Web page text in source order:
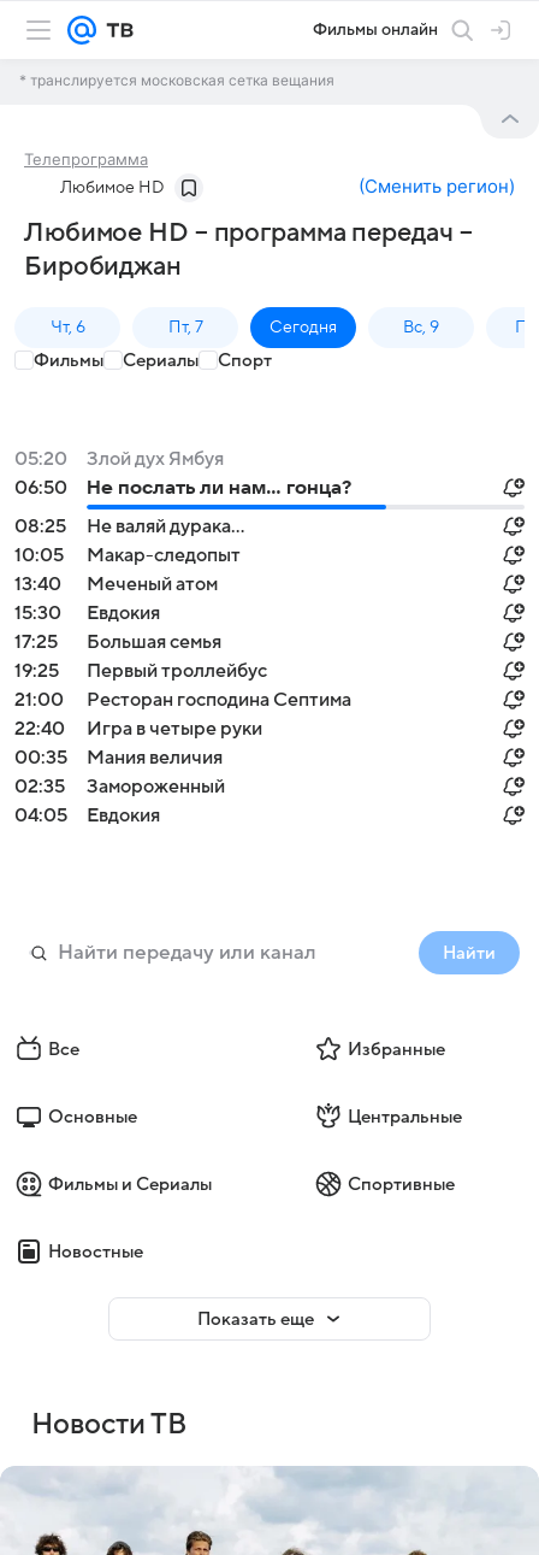
Фильмы онлайн
* транслируется московская сетка вещания
Телепрограмма
Любимое HD (Сменить регион)
Любимое HD – программа передач –
Биробиджан
Чт, 6 Пт, 7 Сегодня Вс, 9
Фильмы Сериалы Спорт
05:20
Злой дух Ямбуя
06:50
Не послать ли нам... гонца?
08:25
Не валяй дурака...
10:05
Макар-следопыт
13:40
Меченый атом
15:30
Евдокия
17:25
Большая семья
19:25
Первый троллейбус
21:00
Ресторан господина Септима
22:40
Игра в четыре руки
00:35
Мания величия
02:35
Замороженный
04:05
Евдокия
Найти
Все Избранные
Основные Центральные
Фильмы и Сериалы Спортивные
Новостные
Показать еще
Новости ТВ